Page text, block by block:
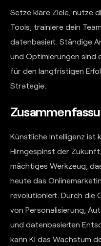
Setze klare Ziele, nutze
Tools, trainiere dein
datenbasiert. Ständige
und Optimierungen sind
für den langfristigen
Strategie.
Künstliche Intelligenz ist
Hirngespinst der
mächtiges Werkzeug,
heute das
revolutioniert. Durch die
von Personalisierung,
und datenbasierten
kann KI das Wachstum